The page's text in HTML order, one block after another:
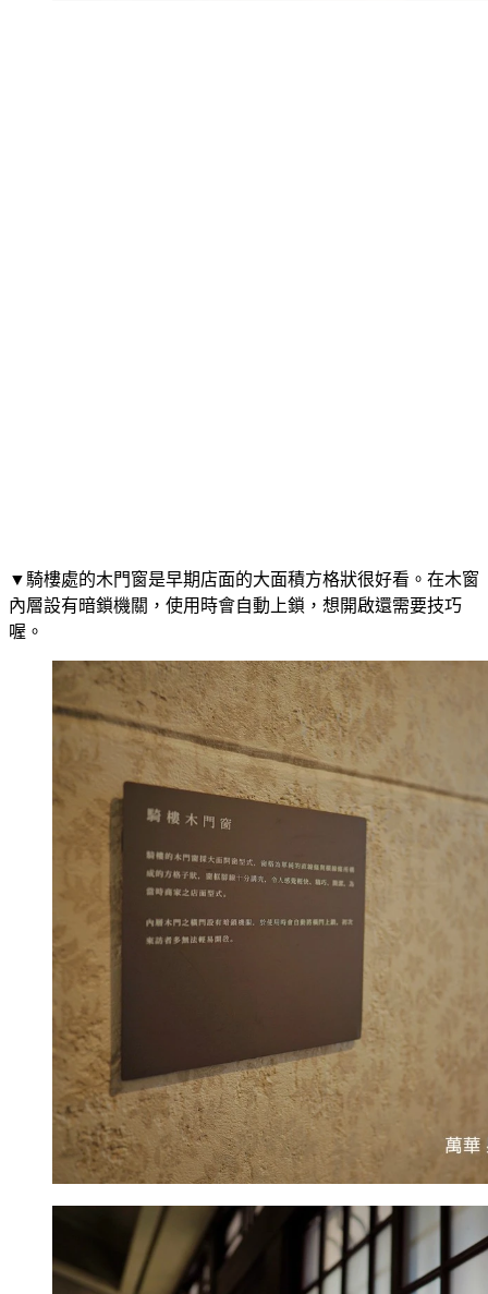
▼騎樓處的木門窗是早期店面的大面積方格狀很好看。在木窗
內層設有暗鎖機關，使用時會自動上鎖，想開啟還需要技巧
喔。